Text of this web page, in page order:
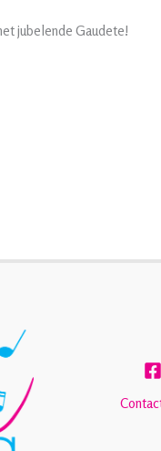
jubelende Gaudete!